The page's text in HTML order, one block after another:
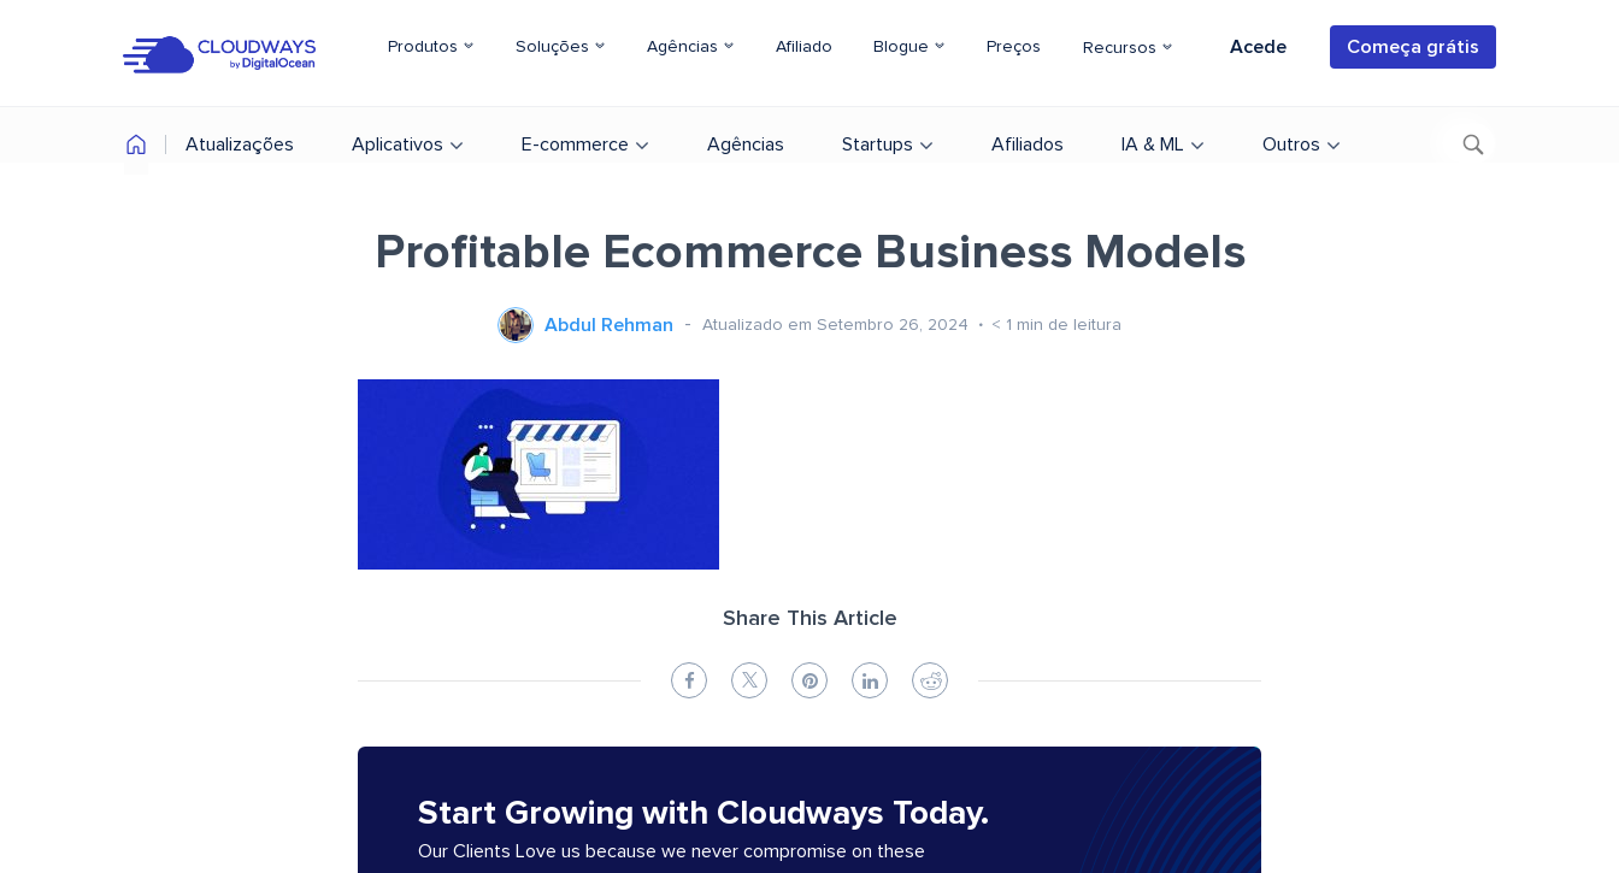
Produtos Soluções Agências Afiliado Blogue Preços Recursos Acede Começa grátis
Atualizações Aplicativos E-commerce Agências Startups Afiliados IA & ML Outros
Profitable Ecommerce Business Models
Abdul Rehman Atualizado em Setembro 26, 2024 < 1 min de leitura
Share This Article
Start Growing with Cloudways Today.
Our Clients Love us because we never compromise on these